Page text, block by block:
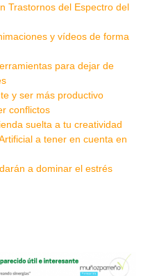
Trastornos del Espectro del
y vídeos de forma
para dejar de
y ser más productivo
conflictos
suelta a tu creatividad
a tener en cuenta en
a dominar el estrés